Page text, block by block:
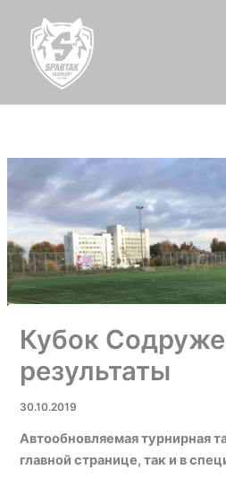
содержимому
Кубок
результаты
30.10.2019
Автообновляемая турнирная
главной странице, так и в